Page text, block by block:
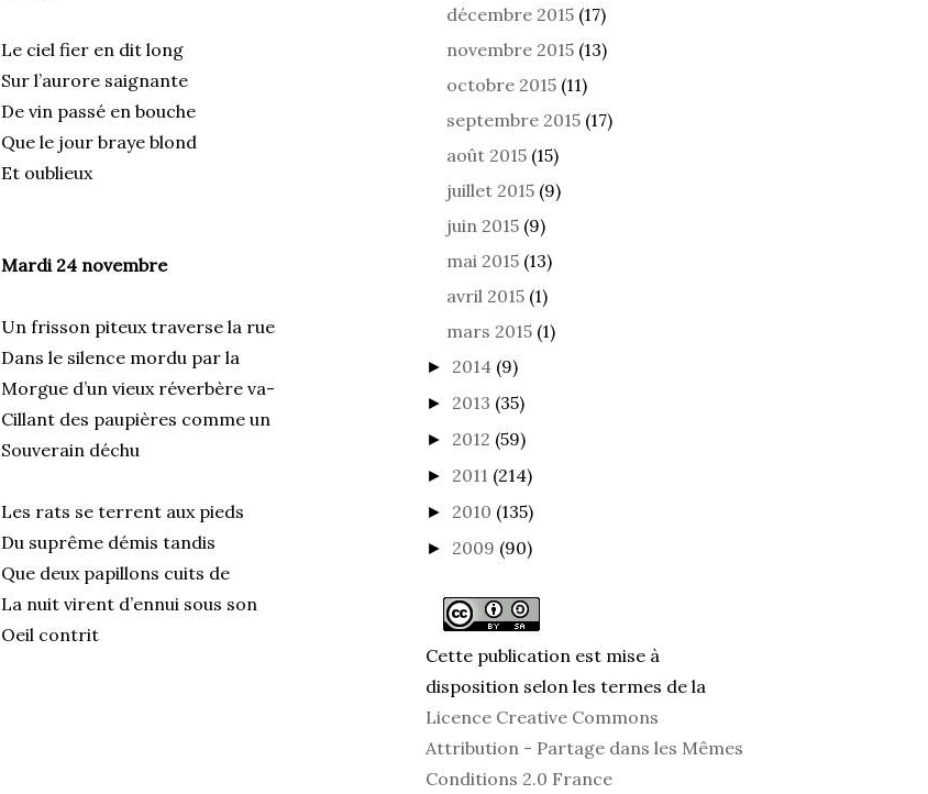
Le ciel fier en dit long
Sur l’aurore saignante
De vin passé en bouche
Que le jour braye blond
Et oublieux
Mardi 24 novembre
Un frisson piteux traverse la rue
Dans le silence mordu par la
Morgue d’un vieux réverbère va-
Cillant des paupières comme un
Souverain déchu
Les rats se terrent aux pieds
Du suprême démis tandis
Que deux papillons cuits de
La nuit virent d’ennui sous son
Oeil contrit
décembre 2015 (17)
novembre 2015 (13)
octobre 2015 (11)
septembre 2015 (17)
août 2015 (15)
juillet 2015 (9)
juin 2015 (9)
mai 2015 (13)
avril 2015 (1)
mars 2015 (1)
► 2014 (9)
► 2013 (35)
► 2012 (59)
► 2011 (214)
► 2010 (135)
► 2009 (90)
Cette publication est mise à
disposition selon les termes de la
Licence Creative Commons
Attribution - Partage dans les Mêmes
Conditions 2.0 France